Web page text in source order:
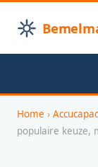
Home ›
populaire keuze,